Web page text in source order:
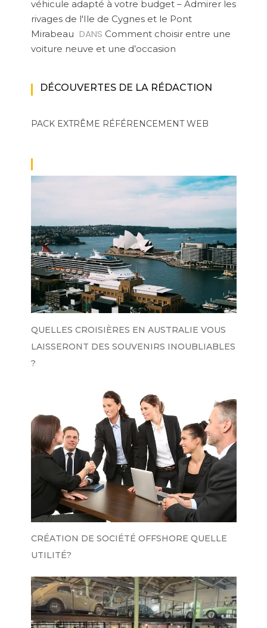
véhicule adapté à votre budget – Admirer les
rivages de l'Ile de Cygnes et le Pont
Mirabeau DANS Comment choisir entre une
voiture neuve et une d’occasion
DÉCOUVERTES DE LA RÉDACTION
PACK EXTRÊME RÉFÉRENCEMENT WEB
QUELLES CROISIÈRES EN AUSTRALIE VOUS
LAISSERONT DES SOUVENIRS INOUBLIABLES
?
CRÉATION DE SOCIÉTÉ OFFSHORE QUELLE
UTILITÉ?